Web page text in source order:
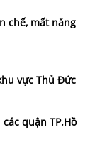
chế, mất năng
vực Thủ Đức
quận TP.Hồ